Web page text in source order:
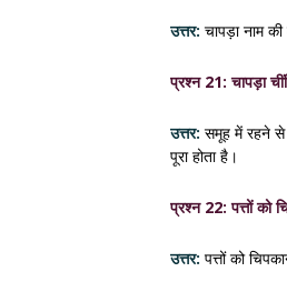
उत्तर: चापड़ा नाम
प्रश्न 21: चापड़ा
उत्तर: समूह में रहने से
पूरा होता है।
प्रश्न 22: पत्तों को
उत्तर: पत्तों को